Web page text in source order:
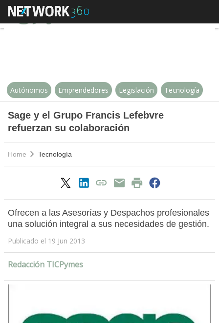
Sage y el Grupo Francis
Autónomos Emprendedores Legislación Tecnología
Sage y el Grupo Francis Lefebvre
refuerzan su colaboración
Home Tecnología
Ofrecen a las Asesorías y Despachos profesionales
una solución integral a sus necesidades de gestión.
Publicado el 19 Jun 2013
Redacción TICPymes